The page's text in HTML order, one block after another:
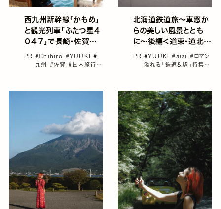
西九州新幹線「かもめ」
と観光列車「ふたつ星４
０４７」で長崎・佐賀を
PR #Chihiro #YUUKI#
九州 #佐賀#国内旅行#
北海道鉄道旅～車窓か
らの美しい風景ととも
に〜後編＜道東・道北エ
PR #YUUKI#aiai #ロマン
溢れる「鉄道＆駅」特集#